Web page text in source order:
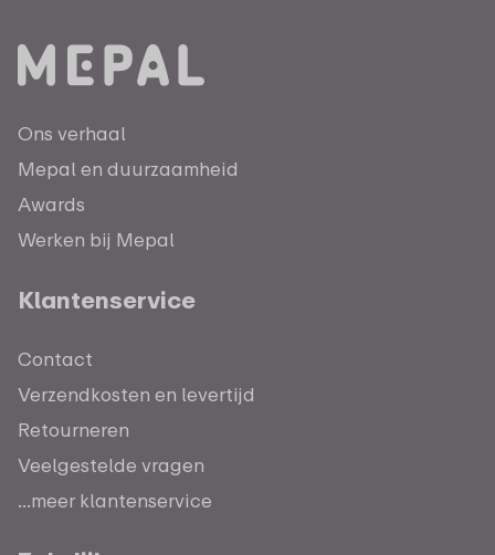
Ons verhaal
Mepal en duurzaamheid
Awards
Werken bij Mepal
Klantenservice
Contact
Verzendkosten en levertijd
Retourneren
Veelgestelde vragen
...meer klantenservice